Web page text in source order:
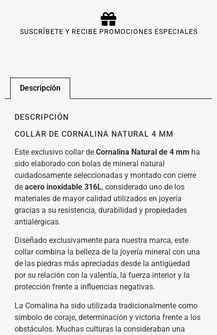
SUSCRÍBETE Y RECIBE PROMOCIONES ESPECIALES
Descripción
DESCRIPCIÓN
COLLAR DE CORNALINA NATURAL 4 MM
Este exclusivo collar de Cornalina Natural de 4 mm ha
sido elaborado con bolas de mineral natural
cuidadosamente seleccionadas y montado con cierre
de acero inoxidable 316L, considerado uno de los
materiales de mayor calidad utilizados en joyería
gracias a su resistencia, durabilidad y propiedades
antialérgicas.
Diseñado exclusivamente para nuestra marca, este
collar combina la belleza de la joyería mineral con una
de las piedras más apreciadas desde la antigüedad
por su relación con la valentía, la fuerza interior y la
protección frente a influencias negativas.
La Cornalina ha sido utilizada tradicionalmente como
símbolo de coraje, determinación y victoria frente a los
obstáculos. Muchas culturas la consideraban una